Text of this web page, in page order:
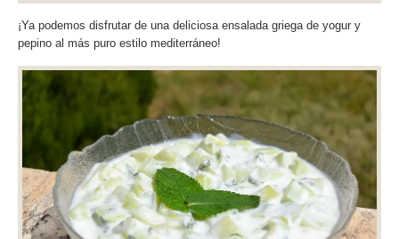
¡Ya podemos disfrutar de una deliciosa ensalada griega de yogur y
pepino al más puro estilo mediterráneo!